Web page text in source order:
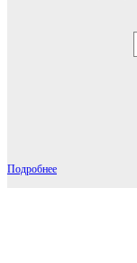
Подробнее